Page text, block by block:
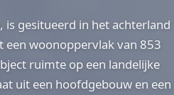
gesitueerd in het achterland
een woonoppervlak van 853
ruimte op een landelijke
uit een hoofdgebouw en een